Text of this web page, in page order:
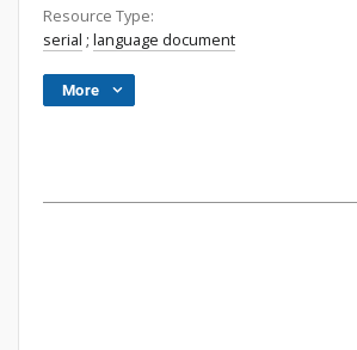
Resource Type:
serial ; language document
More